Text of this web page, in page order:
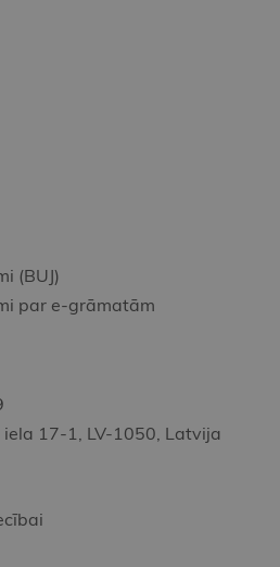
(BUJ)
par e-grāmatām
iela 17-1, LV-1050, Latvija